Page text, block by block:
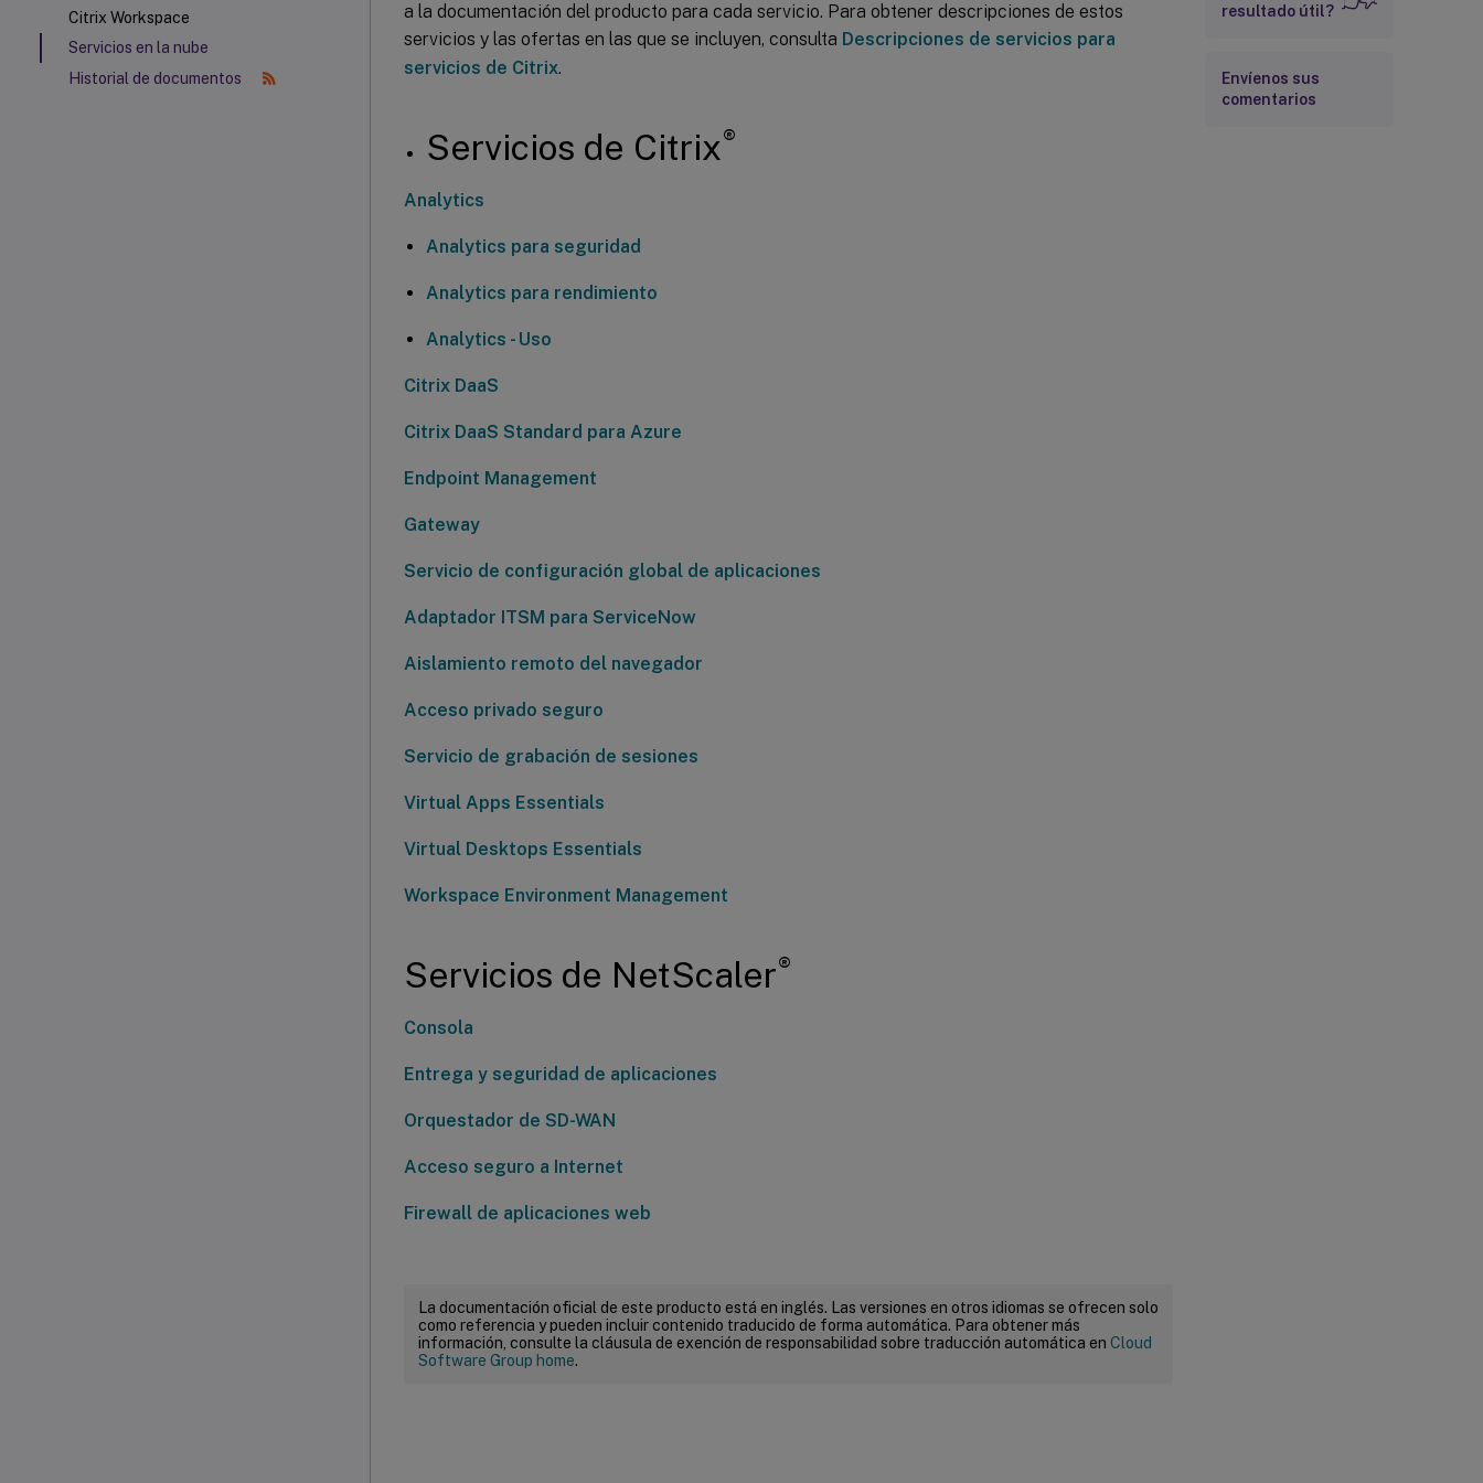
Citrix Workspace
Servicios en la nube
Historial de documentos
a la documentación del producto para cada servicio. Para obtener descripciones de estos
servicios y las ofertas en las que se incluyen, consulta Descripciones de servicios para
servicios de Citrix.
Servicios de Citrix®
Analytics
Analytics para seguridad
Analytics para rendimiento
Analytics - Uso
Citrix DaaS
Citrix DaaS Standard para Azure
Endpoint Management
Gateway
Servicio de configuración global de aplicaciones
Adaptador ITSM para ServiceNow
Aislamiento remoto del navegador
Acceso privado seguro
Servicio de grabación de sesiones
Virtual Apps Essentials
Virtual Desktops Essentials
Workspace Environment Management
Servicios de NetScaler®
Consola
Entrega y seguridad de aplicaciones
Orquestador de SD-WAN
Acceso seguro a Internet
Firewall de aplicaciones web
La documentación oficial de este producto está en inglés. Las versiones en otros idiomas se ofrecen solo
como referencia y pueden incluir contenido traducido de forma automática. Para obtener más
información, consulte la cláusula de exención de responsabilidad sobre traducción automática en Cloud
Software Group home.
resultado útil?
Envíenos sus
comentarios